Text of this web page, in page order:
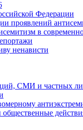
Федерации
проявлений
в
ненависти
СМИ и частных